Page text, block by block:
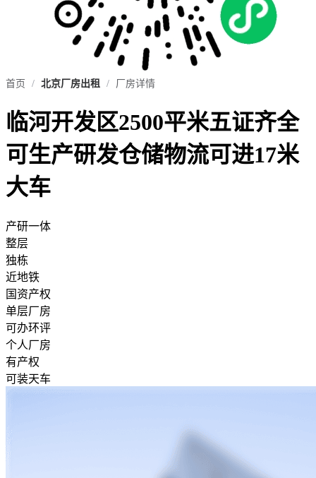
首页 / 北京厂房出租 / 厂房详情
临河开发区2500平米五证齐全
可生产研发仓储物流可进17米
大车
产研一体
整层
独栋
近地铁
国资产权
单层厂房
可办环评
个人厂房
有产权
可装天车